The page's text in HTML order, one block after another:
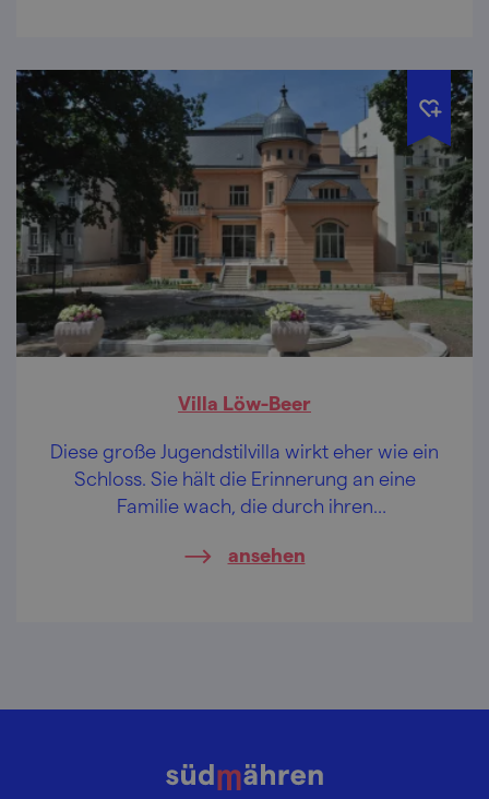
Villa Löw-Beer
Diese große Jugendstilvilla wirkt eher wie ein
Schloss. Sie hält die Erinnerung an eine
Familie wach, die durch ihren
Ortschaft Svitávka dauerhaft geprägt hat.
ansehen